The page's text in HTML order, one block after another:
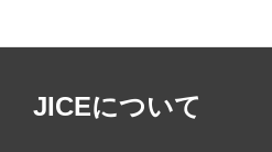
JICEについて